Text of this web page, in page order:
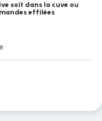
soit dans la cuve ou
effilées